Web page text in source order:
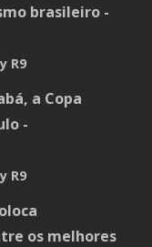
brasileiro -
R9
a Copa
-
R9
os melhores